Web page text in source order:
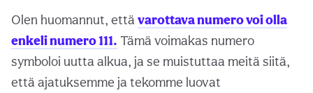
Olen huomannut, että varottava numero voi olla
enkeli numero 111. Tämä voimakas numero
symboloi uutta alkua, ja se muistuttaa meitä siitä,
että ajatuksemme ja tekomme luovat